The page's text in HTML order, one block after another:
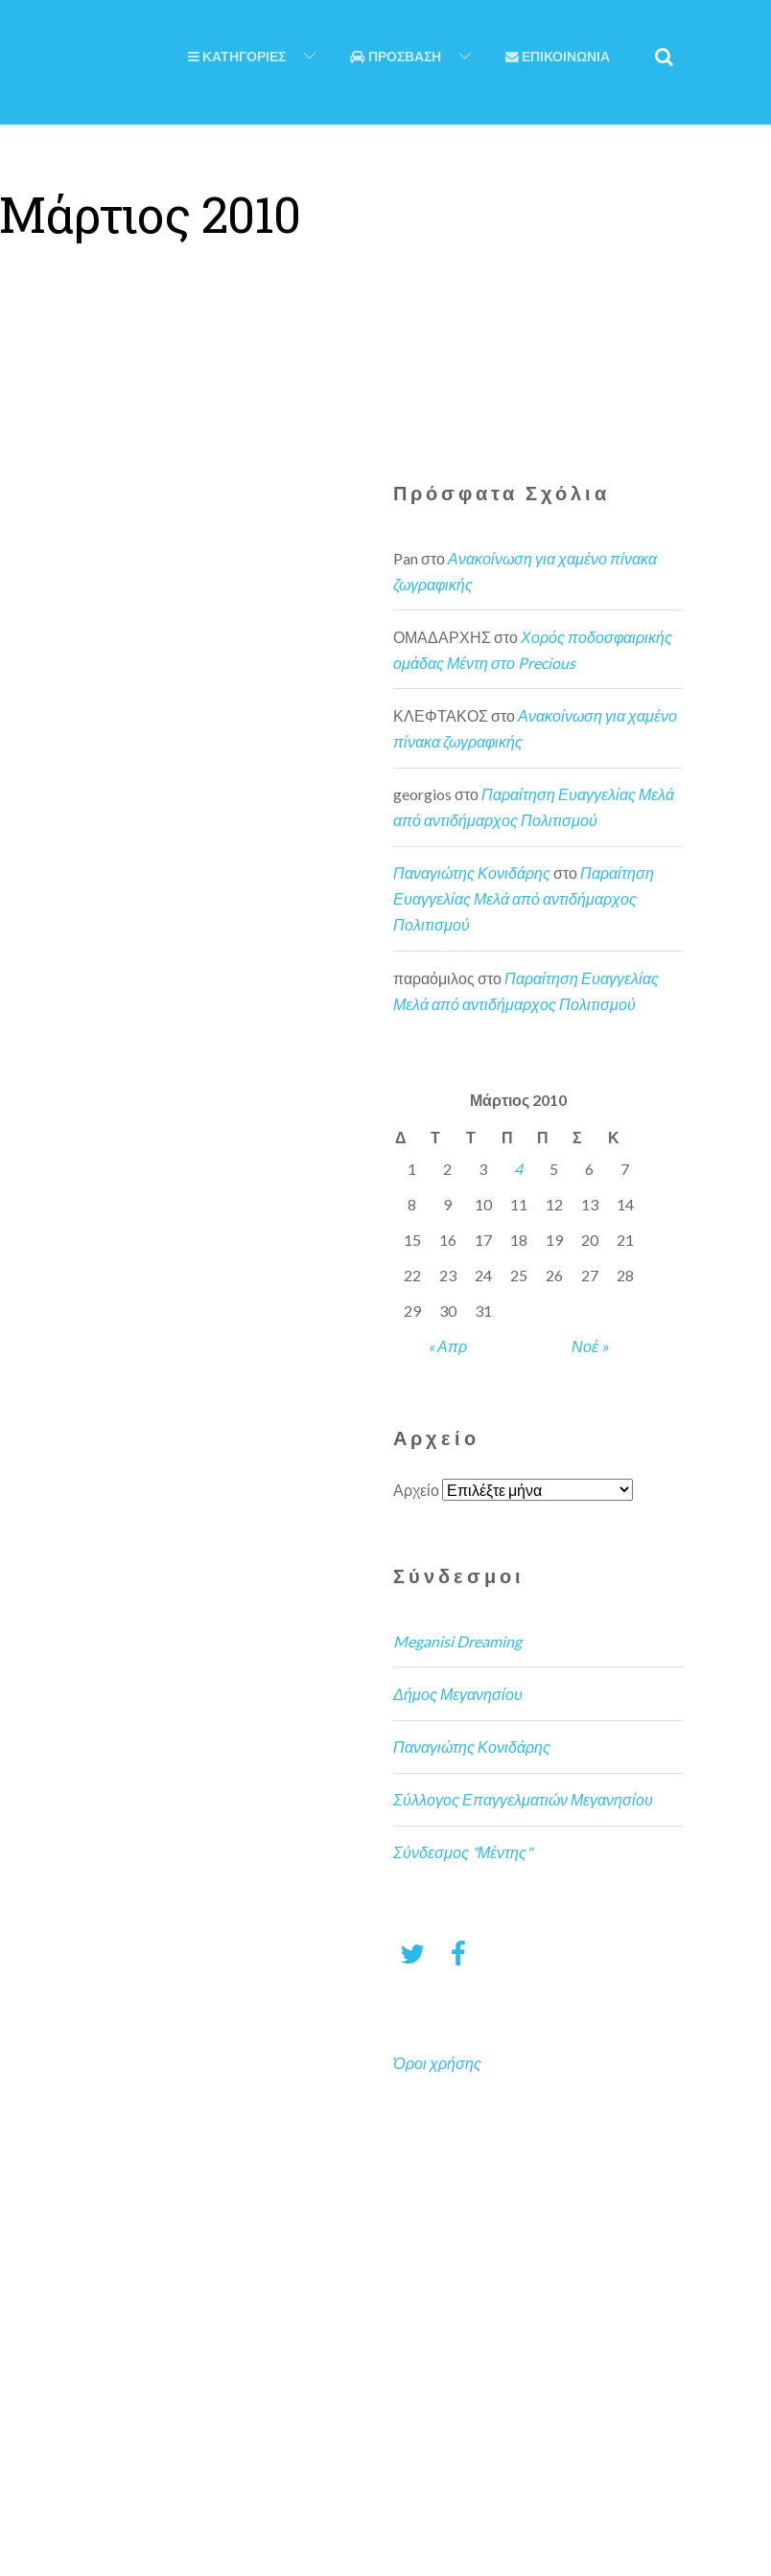
ΚΑΤΗΓΟΡΙΕΣ ΠΡΟΣΒΑΣΗ ΕΠΙΚΟΙΝΩΝΙΑ
Μάρτιος 2010
Πρόσφατα Σχόλια
Pan στοΑνακοίνωση για χαμένο πίνακα
ζωγραφικής
ΟΜΑΔΑΡΧΗΣ στο Χορός ποδοσφαιρικής
ομάδας Μέντη στο Precious
ΚΛΕΦΤΑΚΟΣ στοΑνακοίνωση για χαμένο
πίνακα ζωγραφικής
georgios στοΠαραίτηση Ευαγγελίας Μελά
από αντιδήμαρχος Πολιτισμού
Παναγιώτης ΚονιδάρηςστοΠαραίτηση
Ευαγγελίας Μελά από αντιδήμαρχος
Πολιτισμού
παραόμιλος στο Παραίτηση Ευαγγελίας
Μελά από αντιδήμαρχος Πολιτισμού
Μάρτιος 2010
Δ Τ Τ Π Π Σ Κ
« Απρ Νοέ »
1 2 3 4 5 6
7
8
9 10 11 12 13
14
15
16 17 18 19 20
21
22
23 24 25 26 27
28
29
30 31
Αρχείο
Αρχείο
Σύνδεσμοι
Meganisi Dreaming
Δήμος Μεγανησίου
Παναγιώτης Κονιδάρης
Σύλλογος Επαγγελματιών Μεγανησίου
Σύνδεσμος "Μέντης"
Όροι χρήσης